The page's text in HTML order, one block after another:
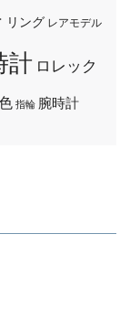
リング レアモデル
計 ロレック
指輪 腕時計